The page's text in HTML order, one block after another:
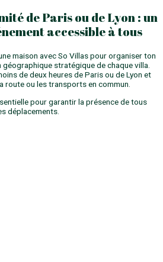
de Paris ou de Lyon : un
accessible à tous
maison avec So Villas pour organiser ton
stratégique de chaque villa.
de deux heures de Paris ou de Lyon et
route ou les transports en commun.
pour garantir la présence de tous
déplacements.